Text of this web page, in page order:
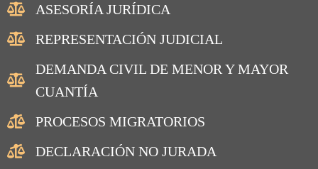
ASESORÍA JURÍDICA
REPRESENTACIÓN JUDICIAL
DEMANDA CIVIL DE MENOR Y MAYOR
CUANTÍA
PROCESOS MIGRATORIOS
DECLARACIÓN NO JURADA